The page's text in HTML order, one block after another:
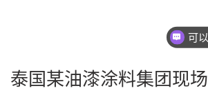
泰国某油漆涂料集团现场